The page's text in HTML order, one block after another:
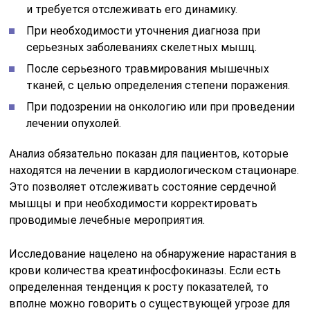
и требуется отслеживать его динамику.
При необходимости уточнения диагноза при
серьезных заболеваниях скелетных мышц.
После серьезного травмирования мышечных
тканей, с целью определения степени поражения.
При подозрении на онкологию или при проведении
лечении опухолей.
Анализ обязательно показан для пациентов, которые
находятся на лечении в кардиологическом стационаре.
Это позволяет отслеживать состояние сердечной
мышцы и при необходимости корректировать
проводимые лечебные мероприятия.
Исследование нацелено на обнаружение нарастания в
крови количества креатинфосфокиназы. Если есть
определенная тенденция к росту показателей, то
вполне можно говорить о существующей угрозе для